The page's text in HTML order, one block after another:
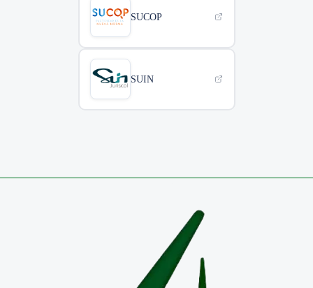
SUCOP
SUIN